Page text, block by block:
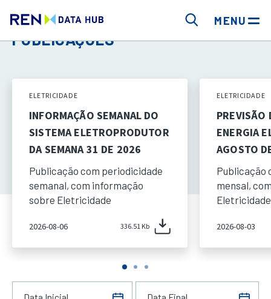
MENU
PUBLICAÇÕES
ELETRICIDADE
INFORMAÇÃO SEMANAL DO
SISTEMA ELETROPRODUTOR
DA SEMANA 31 DE 2026
Publicação com periodicidade
semanal, com informação
sobre Eletricidade
2026-08-06 336.51 Kb
ELETRICIDADE
PREVISÃO
ENERGIA
AGOSTO
Publicação
mensal,
Eletricidade
2026-08-03